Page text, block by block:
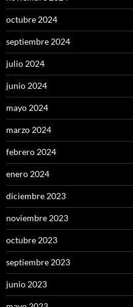
octubre 2024
septiembre 2024
julio 2024
junio 2024
mayo 2024
marzo 2024
febrero 2024
enero 2024
diciembre 2023
noviembre 2023
octubre 2023
septiembre 2023
junio 2023